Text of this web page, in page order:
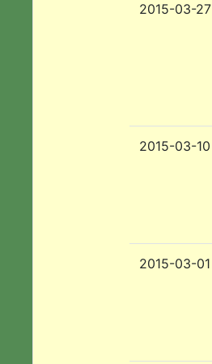
2015-03-27
2015-03-10
2015-03-01